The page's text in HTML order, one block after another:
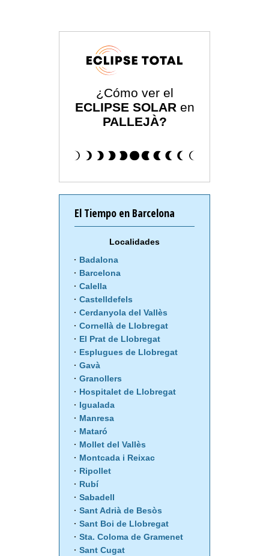
¿Cómo ver el
ECLIPSE SOLAR en
PALLEJÀ?
El Tiempo en Barcelona
Localidades
Badalona
Barcelona
Calella
Castelldefels
Cerdanyola del Vallès
Cornellà de Llobregat
El Prat de Llobregat
Esplugues de Llobregat
Gavà
Granollers
Hospitalet de Llobregat
Igualada
Manresa
Mataró
Mollet del Vallès
Montcada i Reixac
Ripollet
Rubí
Sabadell
Sant Adrià de Besòs
Sant Boi de Llobregat
Sta. Coloma de Gramenet
Sant Cugat